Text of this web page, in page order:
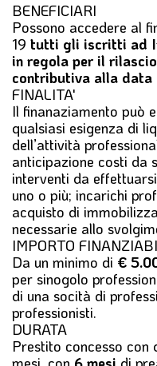
BENEFICIARI
Possono accedere al
19 tutti gli iscritti ad
in regola per il
contributiva alla data
FINALITA'
Il finanaziamento può
qualsiasi esigenza di
dell’attività
anticipazione costi da
interventi da
uno o più; incarichi
acquisto di
necessarie allo
IMPORTO
Da un minimo di €
per sinogolo
di una socità di
professionisti.
DURATA
Prestito concesso con